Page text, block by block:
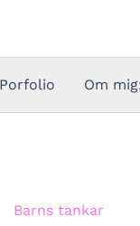
Om
Barns tankar